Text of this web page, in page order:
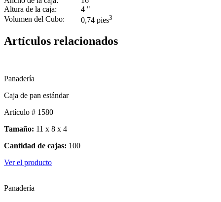
Altura de la caja:
4 "
Volumen del Cubo:
0,74 pies3
Artículos relacionados
Panadería
Caja de pan estándar
Artículo # 1580
Tamaño: 11 x 8 x 4
Cantidad de cajas: 100
Ver el producto
Panadería